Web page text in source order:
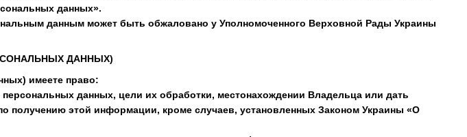
данных».
данным может быть обжаловано у Уполномоченного Верховной Рады Украины
ДАННЫХ)
имеете право:
данных, цели их обработки, местонахождении Владельца или дать
получению этой информации, кроме случаев, установленных Законом Украины «О